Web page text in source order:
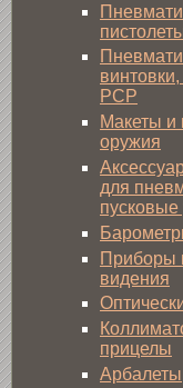
PCP
Макеты и
оружия
для
пусковые
Приборы
видения
прицелы
Арбалеты